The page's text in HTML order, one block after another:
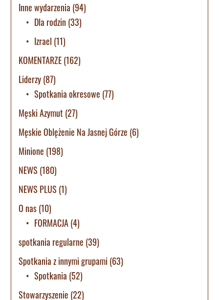
Inne wydarzenia (94)
Dla rodzin (33)
Izrael (11)
KOMENTARZE(162)
Liderzy(87)
Spotkania okresowe (77)
Męski Azymut (27)
Męskie Oblężenie Na Jasnej Górze (6)
Minione (198)
NEWS (180)
NEWS PLUS (1)
O nas(10)
FORMACJA(4)
spotkania regularne (39)
Spotkania z innymi grupami (63)
Spotkania (52)
Stowarzyszenie (22)